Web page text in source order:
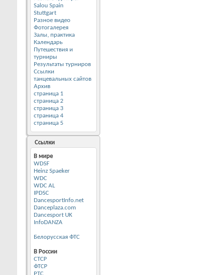
Salou Spain
Stuttgart
Разное видео
Фотогалерея
Залы, практика
Календарь
Путешествия и
турниры
Результаты турниров
Ссылки
танцевальных сайтов
Архив
страница 1
страница 2
страница 3
страница 4
страница 5
Ссылки
В мире
WDSF
Heinz Spaeker
WDC
WDC AL
IPDSC
DancesportInfo.net
Danceplaza.com
Dancesport UK
InfoDANZA
Белорусская ФТС
В России
CТСР
ФТСР
РТС